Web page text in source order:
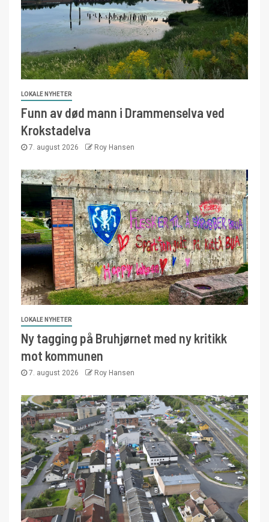
LOKALE NYHETER
Funn av død mann i Drammenselva ved
Krokstadelva
7. august 2026 Roy Hansen
LOKALE NYHETER
Ny tagging på Bruhjørnet med ny kritikk
mot kommunen
7. august 2026 Roy Hansen